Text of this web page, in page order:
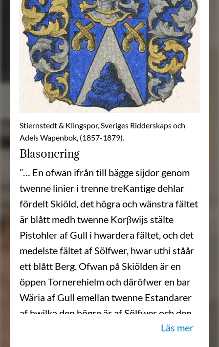
Stiernstedt & Klingspor, Sveriges Ridderskaps och
Adels Wapenbok, (1857-1879).
Blasonering
”… En ofwan ifrån till bägge sijdor genom
twenne linier i trenne treKantige dehlar
fördelt Skiöld, det högra och wänstra fältet
är blått medh twenne Korβwijs stälte
Pistohler af Gull i hwardera fältet, och det
medelste fältet af Sölfwer, hwar uthi ståår
ett blått Berg. Ofwan på Skiölden är en
öppen Tornerehielm och däröfwer en bar
Wäria af Gull emellan twenne Estandarer
af hwilka den högre är af Sölfwer och den
Wänstre blå, Crantzen och löfwärket af
Gull blått och Sölfwer, aldeles som sielfwe
Läs mer